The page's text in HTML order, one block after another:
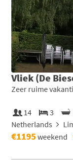
Vliek (De
Zeer ruime
14 3
Netherlands
€1195weekend